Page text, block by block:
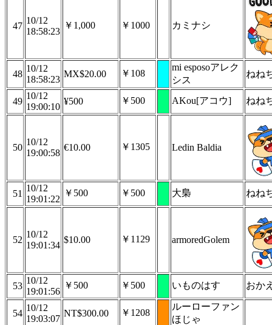
47
10/12
18:58:23
￥1,000 ￥1000 カミナシ
48
10/12
18:58:23
MX$20.00 ￥108
mi esposoアレク
シス
ねね
49
10/12
19:00:10
¥500 ￥500 AKou[アコウ] ねね
50
10/12
19:00:58
€10.00 ￥1305 Ledin Baldia
51
10/12
19:01:22
￥500 ￥500 大梟 ねね
52
10/12
19:01:34
$10.00 ￥1129 armoredGolem
53
10/12
19:01:56
￥500 ￥500 いものはす おか
54
10/12
19:03:07
NT$300.00 ￥1208
ルーローファン
ほじゃ